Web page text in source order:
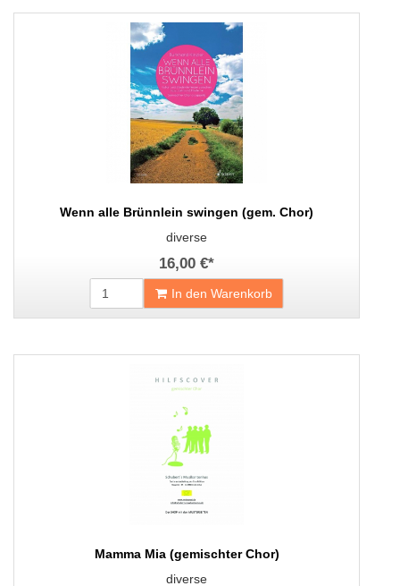
Wenn alle Brünnlein swingen (gem. Chor)
diverse
16,00 €*
In den Warenkorb
Mamma Mia (gemischter Chor)
diverse